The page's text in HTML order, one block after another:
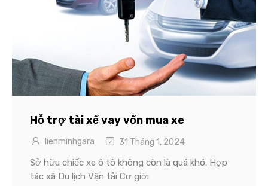
Hỗ trợ tài xế vay vốn mua xe
lienminhgara 31 Tháng 1, 2024
Sở hữu chiếc xe ô tô không còn là quá khó. Hợp
tác xã Du lịch Vận tải Cơ giới